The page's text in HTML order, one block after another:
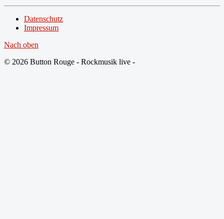
Datenschutz
Impressum
Nach oben
© 2026 Button Rouge - Rockmusik live -